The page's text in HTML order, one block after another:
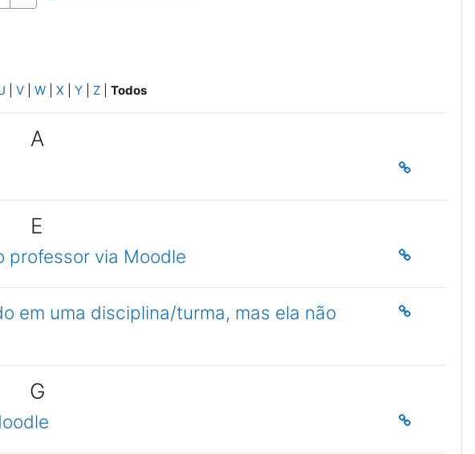
Buscar
V| W| X Y| Z| Todos
A
E
professor via Moodle
em uma disciplina/turma, mas ela não
G